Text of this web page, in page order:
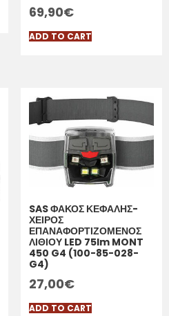
69,90€
ADD TO CART
SAS ΦΑΚΟΣ ΚΕΦΑΛΗΣ-
ΧΕΙΡΟΣ
ΕΠΑΝΑΦΟΡΤΙΖΟΜΕΝΟΣ
ΛΙΘΙΟΥ LED 75lm MONT
450 G4 (100-85-028-
G4)
27,00€
ADD TO CART